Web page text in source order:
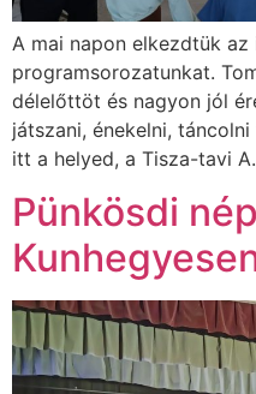
A mai napon elkezdtük
programsorozatunkat.
délelőttöt és nagyon jól
játszani, énekelni,
itt a helyed, a Tisza-tavi
Pünkösdi